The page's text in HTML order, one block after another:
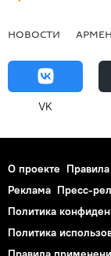
НОВОСТИ
VK
О проекте
Реклама Пресс-
Политика
Политика